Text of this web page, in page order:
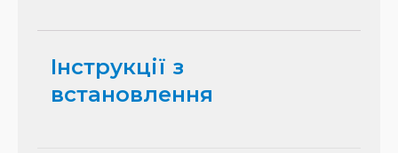
Інструкції з
встановлення